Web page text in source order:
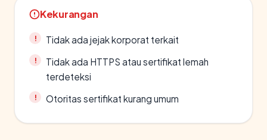
Kekurangan
Tidak ada jejak korporat terkait
Tidak ada HTTPS atau sertifikat lemah
terdeteksi
Otoritas sertifikat kurang umum